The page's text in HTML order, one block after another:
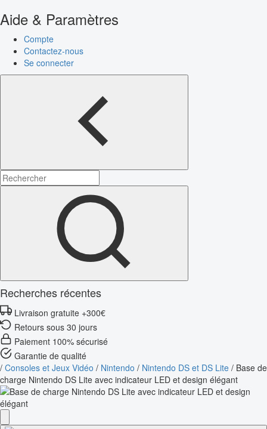
Aide & Paramètres
Compte
Contactez-nous
Se connecter
Recherches récentes
Livraison gratuite +300€
Retours sous 30 jours
Paiement 100% sécurisé
Garantie de qualité
/ Consoles et Jeux Vidéo / Nintendo / Nintendo DS et DS Lite / Base de
charge Nintendo DS Lite avec indicateur LED et design élégant